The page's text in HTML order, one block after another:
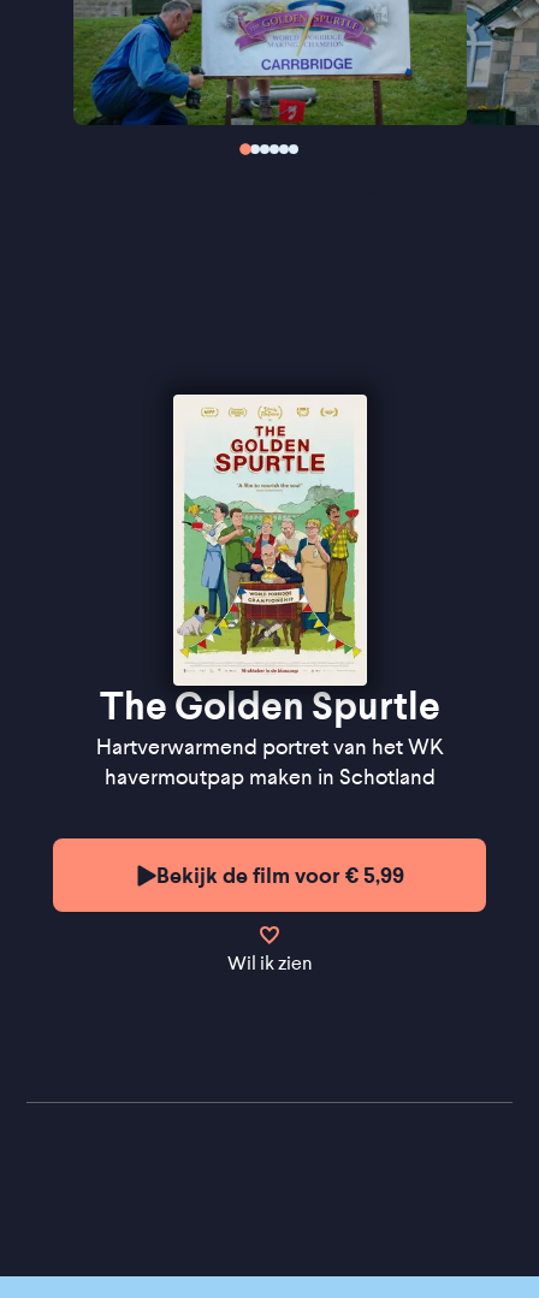
pap, met een bijzonder warm en gelukzalig gevoel
achterlaat. Een klein weldadig wonder van een film.
"Een verrukkelijke documentaire" ★★★★ de
Volkskrant
"Alles wat u over pap koken wilt weten, en meer"
The Golden Spurtle
Hartverwarmend portret van het WK
havermoutpap maken in Schotland
Bekijk de film voor € 5,99
Wil ik zien